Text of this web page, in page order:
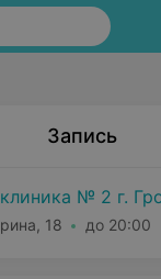
Запись
№ 2 г.
18 до 20:00